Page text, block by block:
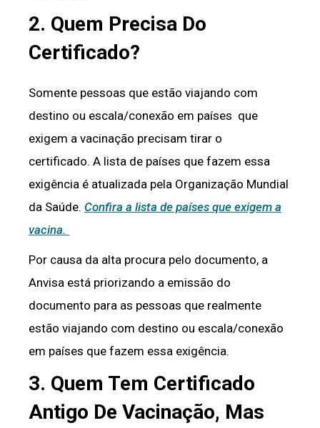
2. Quem Precisa Do
Certificado?
Somente pessoas que estão viajando com
destino ou escala/conexão em países que
exigem a vacinação precisam tirar o
certificado. A lista de países que fazem essa
exigência é atualizada pela Organização Mundial
da Saúde. Confira a lista de países que exigem a
vacina.
Por causa da alta procura pelo documento, a
Anvisa está priorizando a emissão do
documento para as pessoas que realmente
estão viajando com destino ou escala/conexão
em países que fazem essa exigência.
3. Quem Tem Certificado
Antigo De Vacinação, Mas